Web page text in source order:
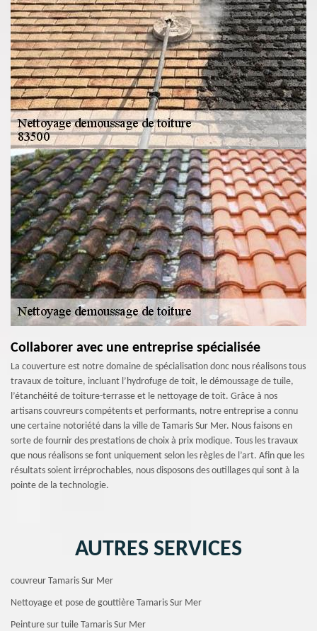
Collaborer avec une entreprise spécialisée
La couverture est notre domaine de spécialisation donc nous réalisons tous
travaux de toiture, incluant l’hydrofuge de toit, le démoussage de tuile,
l’étanchéité de toiture-terrasse et le nettoyage de toit. Grâce à nos
artisans couvreurs compétents et performants, notre entreprise a connu
une certaine notoriété dans la ville de Tamaris Sur Mer. Nous faisons en
sorte de fournir des prestations de choix à prix modique. Tous les travaux
que nous réalisons se font uniquement selon les règles de l’art. Afin que les
résultats soient irréprochables, nous disposons des outillages qui sont à la
pointe de la technologie.
AUTRES SERVICES
couvreur Tamaris Sur Mer
Nettoyage et pose de gouttière Tamaris Sur Mer
Peinture sur tuile Tamaris Sur Mer